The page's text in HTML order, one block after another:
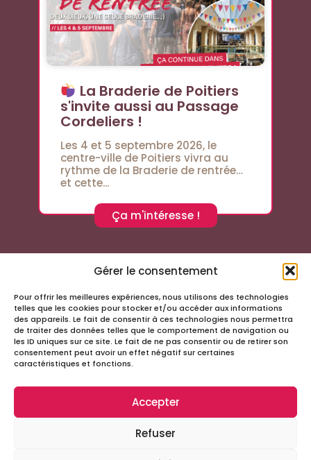
Gérer le consentement
Pour offrir les meilleures expériences, nous utilisons des technologies
telles que les cookies pour stocker et/ou accéder aux informations
des appareils. Le fait de consentir à ces technologies nous permettra
de traiter des données telles que le comportement de navigation ou
les ID uniques sur ce site. Le fait de ne pas consentir ou de retirer son
consentement peut avoir un effet négatif sur certaines
caractéristiques et fonctions.
Accepter
Refuser
La Braderie de Poitiers
s'invite aussi au Passage
Cordeliers !
Les 4 et 5 septembre 2026, le
centre-ville de Poitiers vivra au
rythme de la Braderie de rentrée…
et cette...
Ça m'intéresse !
Suivez-nous sur les réseaux sociaux
Infos